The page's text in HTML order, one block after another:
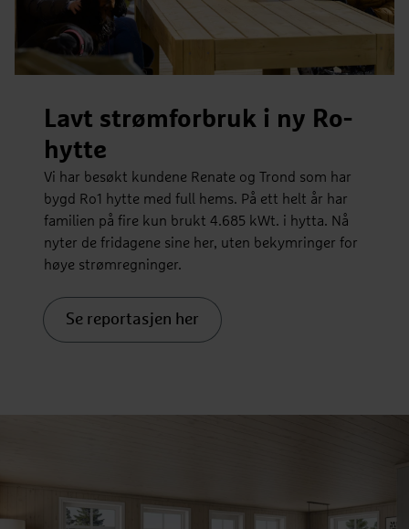
Lavt strømforbruk i ny Ro-
hytte
Vi har besøkt kundene Renate og Trond som har
bygd Ro1 hytte med full hems. På ett helt år har
familien på fire kun brukt 4.685 kWt. i hytta. Nå
nyter de fridagene sine her, uten bekymringer for
høye strømregninger.
Se reportasjen her